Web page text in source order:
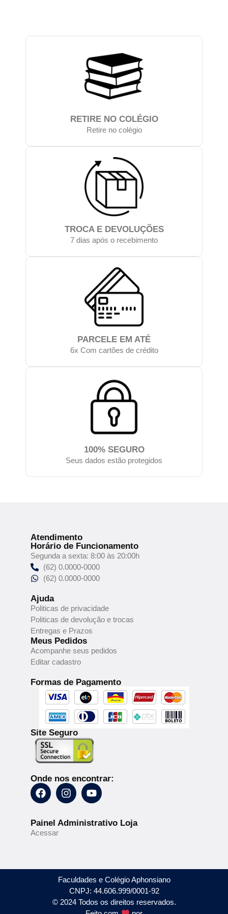
RETIRE NO COLÉGIO
Retire no colégio
TROCA E DEVOLUÇÕES
7 dias após o recebimento
PARCELE EM ATÉ
6x Com cartões de crédito
100% SEGURO
Seus dados estão protegidos
Atendimento
Horário de Funcionamento
Segunda a sexta: 8:00 às 20:00h
(62) 0.0000-0000
(62) 0.0000-0000
Ajuda
Politicas de privacidade
Politicas de devolução e trocas
Entregas e Prazos
Meus Pedidos
Acompanhe seus pedidos
Editar cadastro
Formas de Pagamento
Site Seguro
Onde nos encontrar:
Painel Administrativo Loja
Acessar
Faculdades e Colégio Aphonsiano
CNPJ: 44.606.999/0001-92
© 2024 Todos os direitos reservados.